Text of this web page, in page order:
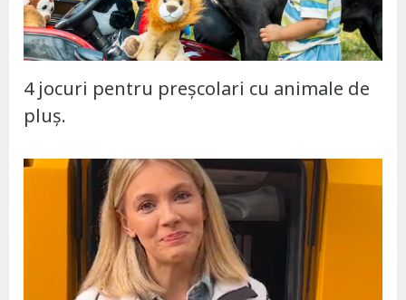
4 jocuri pentru preșcolari cu animale de
pluș.